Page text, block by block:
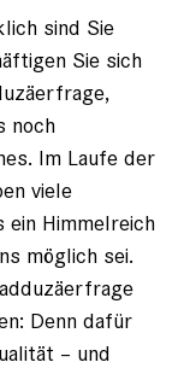
sind Sie
Sie sich
noch
Im Laufe der
viele
ein Himmelreich
möglich sei.
Denn dafür
– und